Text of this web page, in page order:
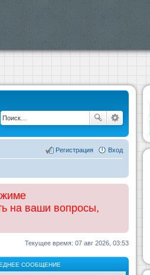
Вход
Регистрация
на ваши вопросы,
Текущее время: 07 авг 2026, 03:53
СООБЩЕНИЕ